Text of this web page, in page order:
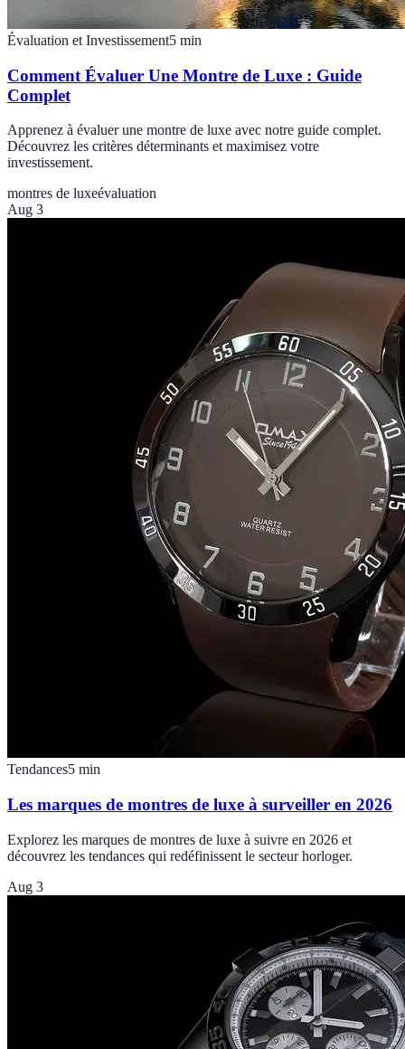
Évaluation et Investissement5 min
Comment Évaluer Une Montre de Luxe : Guide
Complet
Apprenez à évaluer une montre de luxe avec notre guide complet.
Découvrez les critères déterminants et maximisez votre
investissement.
montres de luxeévaluation
Aug 3
Tendances5 min
Les marques de montres de luxe à surveiller en 2026
Explorez les marques de montres de luxe à suivre en 2026 et
découvrez les tendances qui redéfinissent le secteur horloger.
Aug 3